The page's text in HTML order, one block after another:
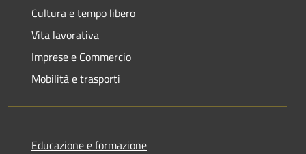
Cultura e tempo libero
Vita lavorativa
Imprese e Commercio
Mobilità e trasporti
Educazione e formazione